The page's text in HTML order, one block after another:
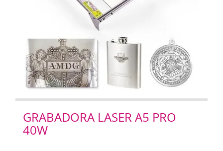
GRABADORA LASER A5 PRO
40W